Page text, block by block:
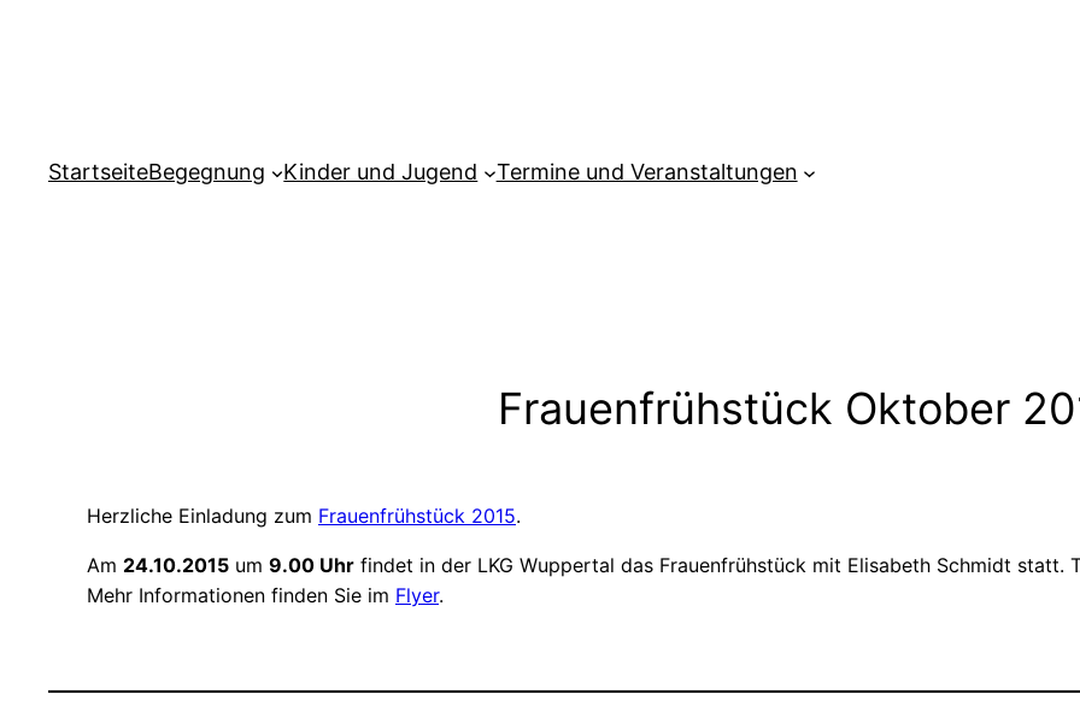
StartseiteBegegnung Kinder und Jugend Termine und Veranstaltungen
Frauenfrühstück Oktober
Herzliche Einladung zum Frauenfrühstück 2015.
Am 24.10.2015 um 9.00 Uhr findet in der LKG Wuppertal das Frauenfrühstück mit Elisabeth Schmidt statt.
Mehr Informationen finden Sie im Flyer.